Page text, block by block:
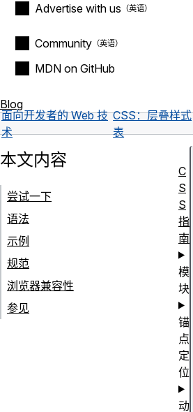
Advertise with us
Community
MDN on GitHub
Blog
面向开发者的 Web 技
术
CSS：层叠样式
表
本文内容
尝试一下
语法
示例
规范
浏览器兼容性
参见
C
S
S
指
南
模
块
锚
点
定
位
动